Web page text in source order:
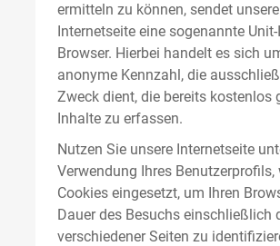
ermitteln zu können, sendet unsere
Internetseite eine sogenannte
Browser. Hierbei handelt es sich
anonyme Kennzahl, die
Zweck dient, die bereits kostenlos
Inhalte zu erfassen.
Nutzen Sie unsere Internetseite
Verwendung Ihres Benutzerprofils,
Cookies eingesetzt, um Ihren
Dauer des Besuchs einschließlich
verschiedener Seiten zu